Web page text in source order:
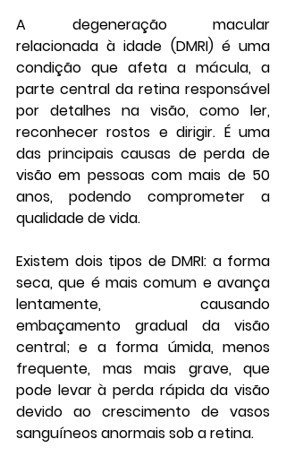
A degeneração macular
relacionada à idade (DMRI) é uma
condição que afeta a mácula, a
parte central da retina responsável
por detalhes na visão, como ler,
reconhecer rostos e dirigir. É uma
das principais causas de perda de
visão em pessoas com mais de 50
anos, podendo comprometer a
qualidade de vida.
Existem dois tipos de DMRI: a forma
seca, que é mais comum e avança
lentamente, causando
embaçamento gradual da visão
central; e a forma úmida, menos
frequente, mas mais grave, que
pode levar à perda rápida da visão
devido ao crescimento de vasos
sanguíneos anormais sob a retina.